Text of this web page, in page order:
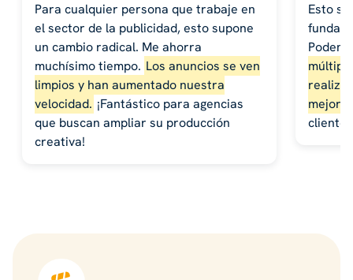
Para cualquier persona que trabaje en
el sector de la publicidad, esto supone
un cambio radical. Me ahorra
muchísimo tiempo. Los anuncios se ven
limpios y han aumentado nuestra
velocidad. ¡Fantástico para agencias
que buscan ampliar su producción
creativa!
Esto
realiza